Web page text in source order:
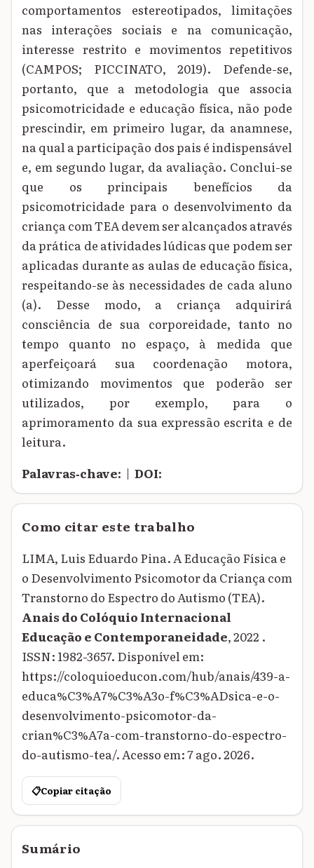
comportamentos estereotipados, limitações
nas interações sociais e na comunicação,
interesse restrito e movimentos repetitivos
(CAMPOS; PICCINATO, 2019). Defende-se,
portanto, que a metodologia que associa
psicomotricidade e educação física, não pode
prescindir, em primeiro lugar, da anamnese,
na qual a participação dos pais é indispensável
e, em segundo lugar, da avaliação. Conclui-se
que os principais benefícios da
psicomotricidade para o desenvolvimento da
criança com TEA devem ser alcançados através
da prática de atividades lúdicas que podem ser
aplicadas durante as aulas de educação física,
respeitando-se às necessidades de cada aluno
(a). Desse modo, a criança adquirirá
consciência de sua corporeidade, tanto no
tempo quanto no espaço, à medida que
aperfeiçoará sua coordenação motora,
otimizando movimentos que poderão ser
utilizados, por exemplo, para o
aprimoramento da sua expressão escrita e de
leitura.
Palavras‑chave: | DOI:
Como citar este trabalho
LIMA, Luis Eduardo Pina. A Educação Física e
o Desenvolvimento Psicomotor da Criança com
Transtorno do Espectro do Autismo (TEA).
Anais do Colóquio Internacional
Educação e Contemporaneidade, 2022 .
ISSN: 1982-3657. Disponível em:
https://coloquioeducon.com/hub/anais/439-a-
educa%C3%A7%C3%A3o-f%C3%ADsica-e-o-
desenvolvimento-psicomotor-da-
crian%C3%A7a-com-transtorno-do-espectro-
do-autismo-tea/. Acesso em: 7 ago. 2026.
📋Copiar citação
Sumário